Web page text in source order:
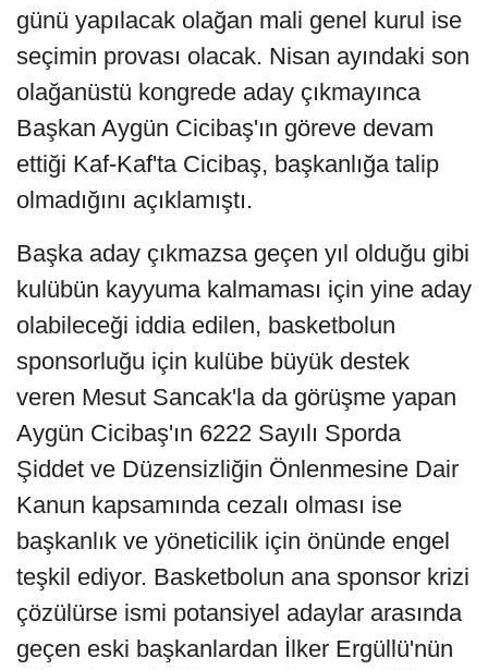
günü yapılacak olağan mali genel kurul ise
seçimin provası olacak. Nisan ayındaki son
olağanüstü kongrede aday çıkmayınca
Başkan Aygün Cicibaş'ın göreve devam
ettiği Kaf-Kaf'ta Cicibaş, başkanlığa talip
olmadığını açıklamıştı.
Başka aday çıkmazsa geçen yıl olduğu gibi
kulübün kayyuma kalmaması için yine aday
olabileceği iddia edilen, basketbolun
sponsorluğu için kulübe büyük destek
veren Mesut Sancak'la da görüşme yapan
Aygün Cicibaş'ın 6222 Sayılı Sporda
Şiddet ve Düzensizliğin Önlenmesine Dair
Kanun kapsamında cezalı olması ise
başkanlık ve yöneticilik için önünde engel
teşkil ediyor. Basketbolun ana sponsor krizi
çözülürse ismi potansiyel adaylar arasında
geçen eski başkanlardan İlker Ergüllü'nün